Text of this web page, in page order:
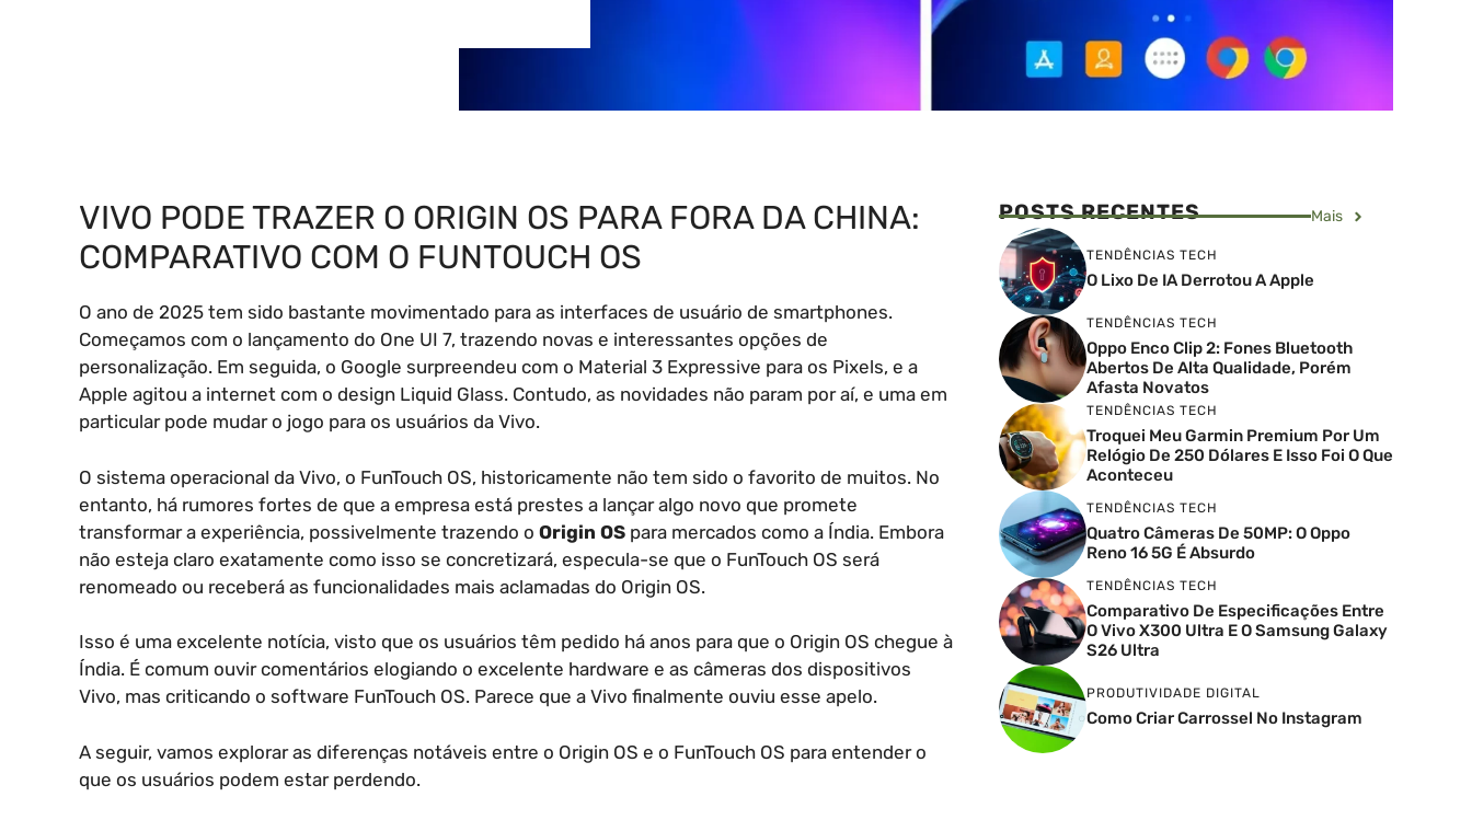
VIVO PODE TRAZER O ORIGIN OS PARA FORA DA CHINA:
COMPARATIVO COM O FUNTOUCH OS
O ano de 2025 tem sido bastante movimentado para as interfaces de usuário de smartphones.
Começamos com o lançamento do One UI 7, trazendo novas e interessantes opções de
personalização. Em seguida, o Google surpreendeu com o Material 3 Expressive para os Pixels, e a
Apple agitou a internet com o design Liquid Glass. Contudo, as novidades não param por aí, e uma em
particular pode mudar o jogo para os usuários da Vivo.
O sistema operacional da Vivo, o FunTouch OS, historicamente não tem sido o favorito de muitos. No
entanto, há rumores fortes de que a empresa está prestes a lançar algo novo que promete
transformar a experiência, possivelmente trazendo o Origin OS para mercados como a Índia. Embora
não esteja claro exatamente como isso se concretizará, especula-se que o FunTouch OS será
renomeado ou receberá as funcionalidades mais aclamadas do Origin OS.
Isso é uma excelente notícia, visto que os usuários têm pedido há anos para que o Origin OS chegue à
Índia. É comum ouvir comentários elogiando o excelente hardware e as câmeras dos dispositivos
Vivo, mas criticando o software FunTouch OS. Parece que a Vivo finalmente ouviu esse apelo.
A seguir, vamos explorar as diferenças notáveis entre o Origin OS e o FunTouch OS para entender o
que os usuários podem estar perdendo.
POSTS RECENTES Mais
TENDÊNCIAS TECH
O Lixo De IA Derrotou A Apple
TENDÊNCIAS TECH
Oppo Enco Clip 2: Fones Bluetooth
Abertos De Alta Qualidade, Porém
Afasta Novatos
TENDÊNCIAS TECH
Troquei Meu Garmin Premium Por Um
Relógio De 250 Dólares E Isso Foi O Que
Aconteceu
TENDÊNCIAS TECH
Quatro Câmeras De 50MP: O Oppo
Reno 16 5G É Absurdo
TENDÊNCIAS TECH
Comparativo De Especificações Entre
O Vivo X300 Ultra E O Samsung Galaxy
S26 Ultra
PRODUTIVIDADE DIGITAL
Como Criar Carrossel No Instagram